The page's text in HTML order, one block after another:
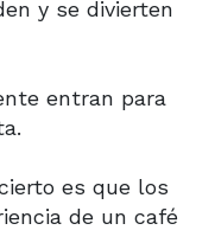
y se divierten
entran para
es que los
de un café